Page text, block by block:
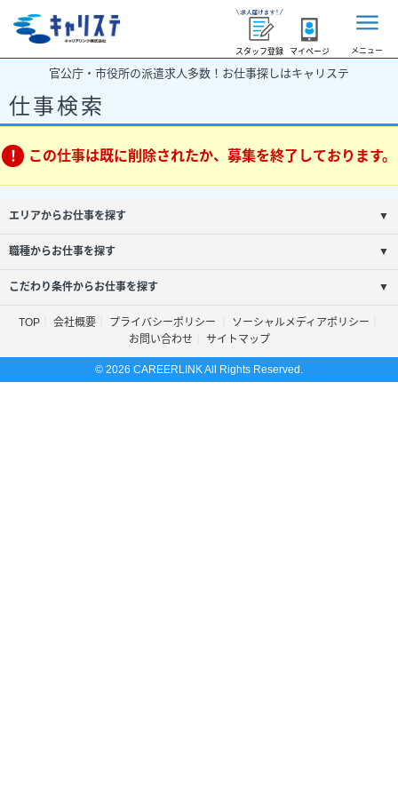
スタッフ登録 マイページ メニュー
官公庁・市役所の派遣求人多数！お仕事探しはキャリステ
仕事検索
この仕事は既に削除されたか、募集を終了しております。
エリアからお仕事を探す ▼
職種からお仕事を探す ▼
こだわり条件からお仕事を探す ▼
TOP 会社概要 プライバシーポリシー
ソーシャルメディアポリシー
お問い合わせ
サイトマップ
© 2026 CAREERLINK All Rights Reserved.